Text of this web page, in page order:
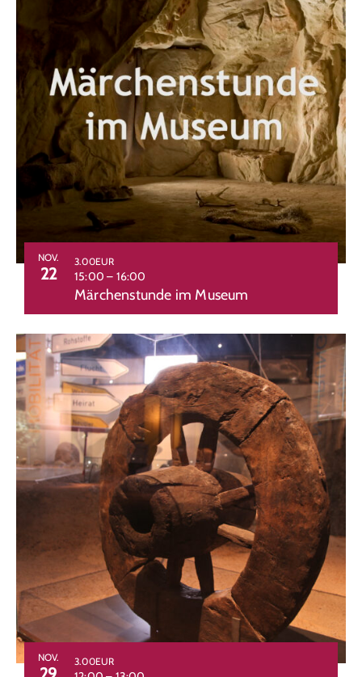
NOV.
22
Märchenstunde im Museum
15:00– 16:00
3.00EUR
NOV. 3.00EUR